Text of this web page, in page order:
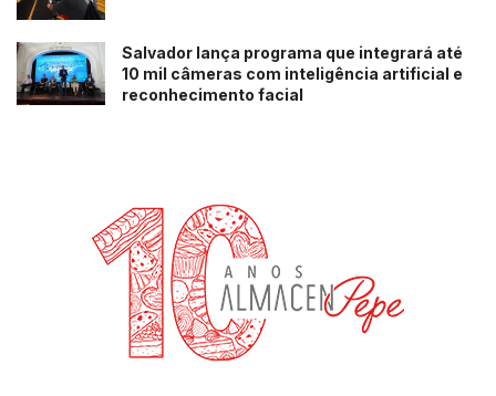
Salvador lança programa que integrará até
10 mil câmeras com inteligência artificial e
reconhecimento facial